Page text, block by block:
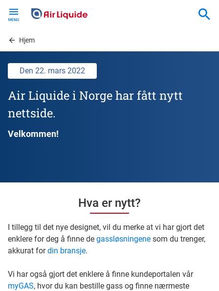
contentHjem
Den 22. mars 2022
Air Liquide i Norge har fått nytt
nettside.
Velkommen!
Hva er nytt?
I tillegg til det nye designet, vil du merke at vi har gjort det
enklere for deg å finne de gassløsningene som du trenger,
akkurat fordin bransje.
Vi har også gjort det enklere å finne kundeportalen vår
myGAS, hvor du kan bestille gass og finne nærmeste